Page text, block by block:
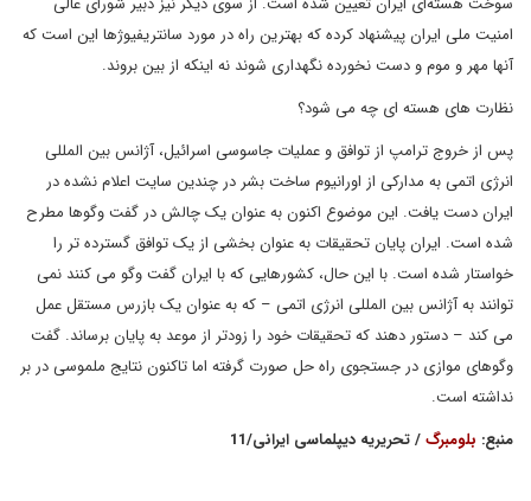
امنیت ملی ایران پیشنهاد کرده که بهترین راه در مورد سانتریفیوژها این است که
آنها مهر و موم و دست نخورده نگهداری شوند نه اینکه از بین بروند.
نظارت های هسته ای چه می شود؟
پس از خروج ترامپ از توافق و عملیات جاسوسی اسرائیل، آژانس بین المللی
انرژی اتمی به مدارکی از اورانیوم ساخت بشر در چندین سایت اعلام نشده در
ایران دست یافت. این موضوع اکنون به عنوان یک چالش در گفت وگوها مطرح
شده است. ایران پایان تحقیقات به عنوان بخشی از یک توافق گسترده تر را
خواستار شده است. با این حال، کشورهایی که با ایران گفت وگو می کنند نمی
توانند به آژانس بین المللی انرژی اتمی – که به عنوان یک بازرس مستقل عمل
می کند – دستور دهند که تحقیقات خود را زودتر از موعد به پایان برساند. گفت
وگوهای موازی در جستجوی راه حل صورت گرفته اما تاکنون نتایج ملموسی در بر
نداشته است.
منبع: بلومبرگ/ تحریریه دیپلماسی ایرانی/11